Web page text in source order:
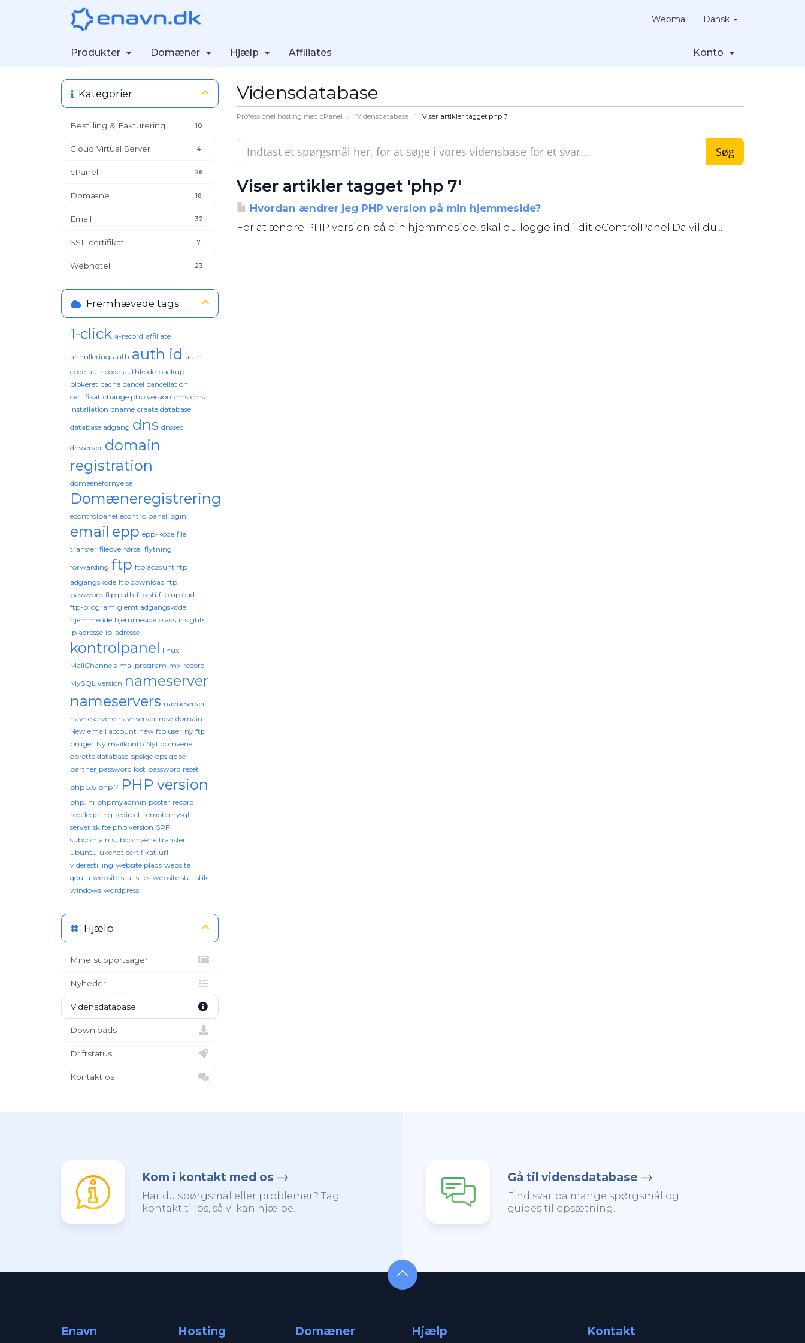
Webmail Dansk
Produkter Domæner Hjælp Affiliates Konto
Vidensdatabase
Professionel hosting med cPanel Vidensdatabase Viser artikler tagget php 7
Kategorier
10
Bestilling & Fakturering
4
Cloud Virtual Server
26
cPanel
18
Domæne
32
Email
7
SSL-certifikat
23
Webhotel
Viser artikler tagget 'php 7'
Hvordan ændrer jeg PHP version på min hjemmeside?
For at ændre PHP version på din hjemmeside, skal du logge ind i dit eControlPanel.Da vil du...
Fremhævede tags
1-click a-record affiliate
annullering auth auth id auth-
code authcode authkode backup
blokeret cache cancel cancellation
certifikat change php version cms cms
installation cname create database
database adgang dns dnssec
dnsserver domain
registration
domænefornyelse
Domæneregistrering
econtrolpanel econtrolpanel login
email epp epp-kode file
transfer fileoverførsel flytning
forwarding ftp ftp account ftp
adgangskode ftp download ftp
password ftp path ftp sti ftp upload
ftp-program glemt adgangskode
hjemmeside hjemmeside plads insights
ip adresse ip-adresse
kontrolpanel linux
MailChannels mailprogram mx-record
MySQL version nameserver
nameservers navneserver
navneservere navnserver new domain
New email account new ftp user ny ftp
bruger Ny mailkonto Nyt domæne
oprette database opsige opsigelse
partner password lost password reset
php 5.6 php 7 PHP version
php.ini phpmyadmin poster record
redelegering redirect remotemysql
server skifte php version SPF
subdomain subdomæne transfer
ubuntu ukendt certifikat url
viderestilling website plads website
qouta website statistics website statistik
windows wordpress
Hjælp
Mine supportsager
Nyheder
Vidensdatabase
Downloads
Driftstatus
Kontakt os
Kom i kontakt med os
Har du spørgsmål eller problemer? Tag
kontakt til os, så vi kan hjælpe.
Gå til vidensdatabase
Find svar på mange spørgsmål og
guides til opsætning.
Enavn Hosting Domæner Hjælp Kontakt